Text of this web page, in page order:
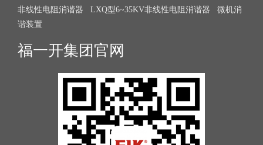
非线性电阻消谐器
LXQ型6~35KV非线性电阻消谐器
微机消
谐装置
福一开集团官网